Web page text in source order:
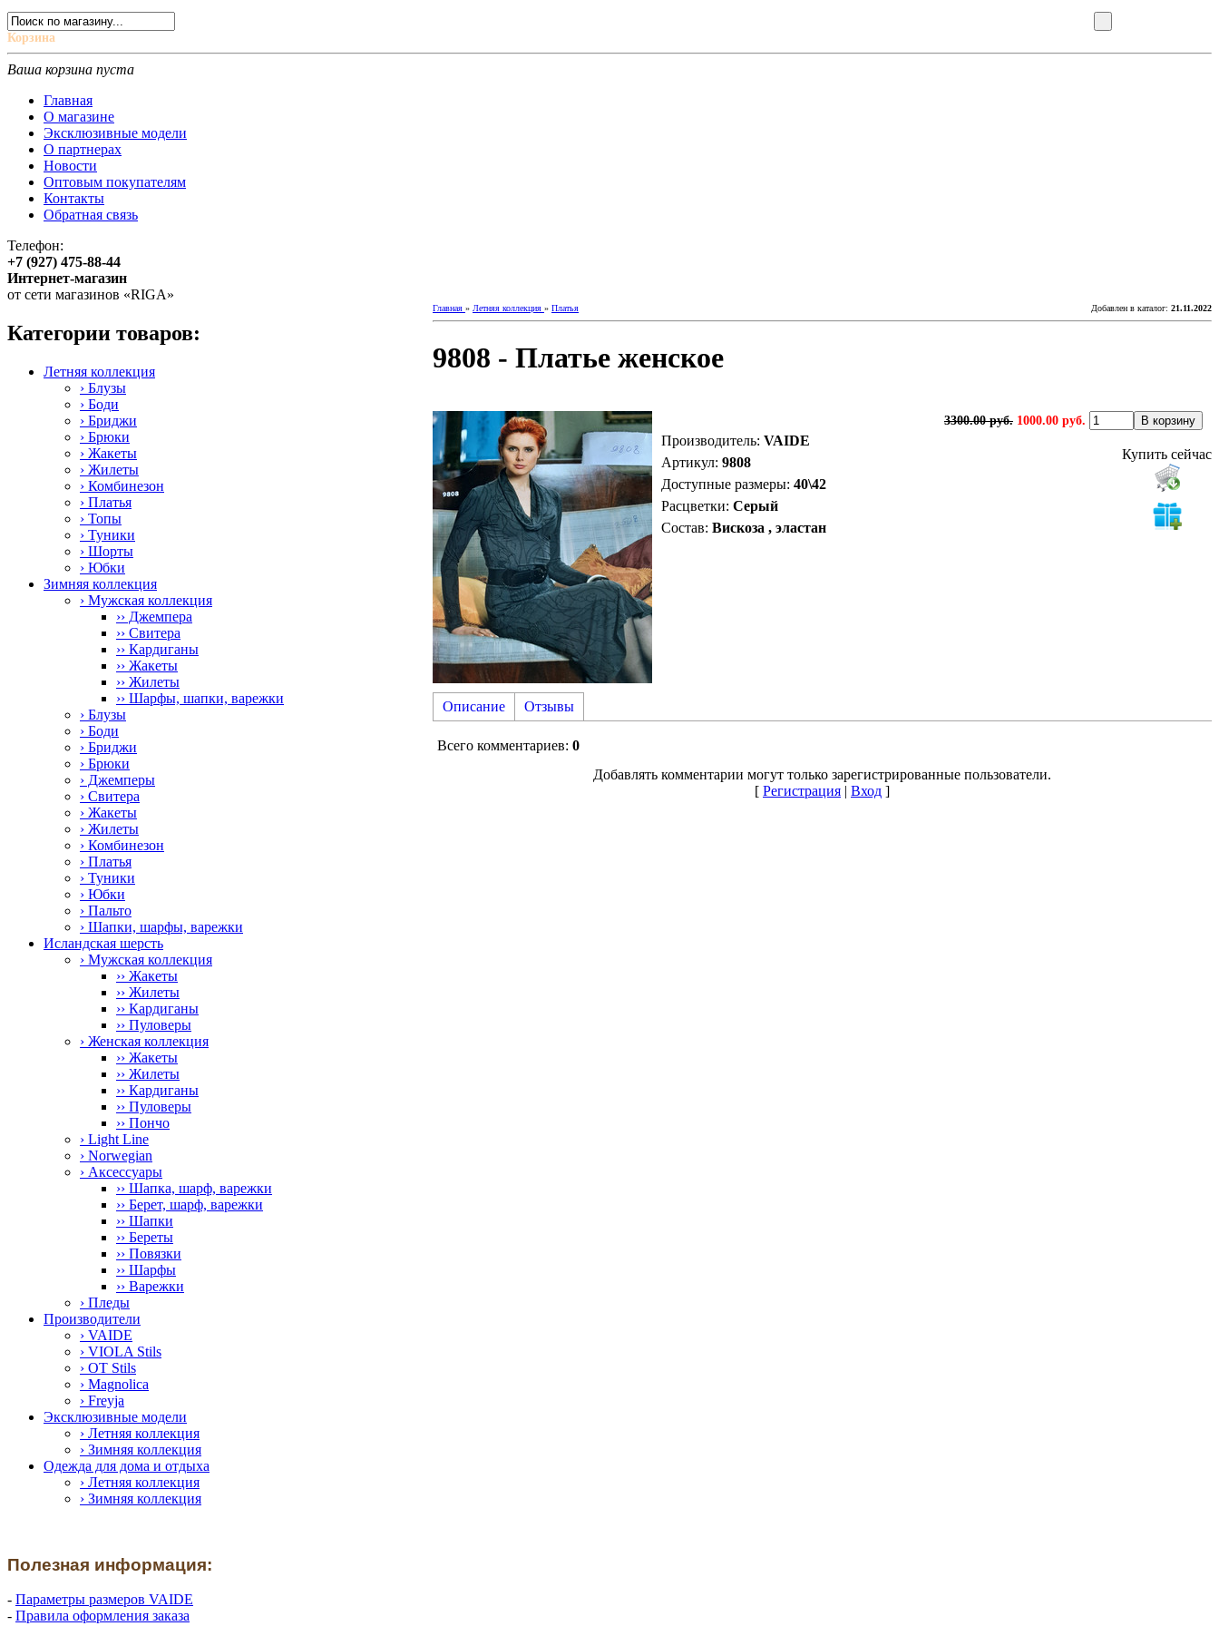
Корзина
Ваша корзина пуста
Главная
О магазине
Эксклюзивные модели
О партнерах
Новости
Оптовым покупателям
Контакты
Обратная связь
Телефон:
+7 (927) 475-88-44
Интернет-магазин
от сети магазинов «RIGA»
Категории товаров:
Летняя коллекция
› Блузы
› Боди
› Бриджи
› Брюки
› Жакеты
› Жилеты
› Комбинезон
› Платья
› Топы
› Туники
› Шорты
› Юбки
Зимняя коллекция
› Мужская коллекция
›› Джемпера
›› Свитера
›› Кардиганы
›› Жакеты
›› Жилеты
›› Шарфы, шапки, варежки
› Блузы
› Боди
› Бриджи
› Брюки
› Джемперы
› Свитера
› Жакеты
› Жилеты
› Комбинезон
› Платья
› Туники
› Юбки
› Пальто
› Шапки, шарфы, варежки
Исландская шерсть
› Мужская коллекция
›› Жакеты
›› Жилеты
›› Кардиганы
›› Пуловеры
› Женская коллекция
›› Жакеты
›› Жилеты
›› Кардиганы
›› Пуловеры
›› Пончо
› Light Line
› Norwegian
› Аксессуары
›› Шапка, шарф, варежки
›› Берет, шарф, варежки
›› Шапки
›› Береты
›› Повязки
›› Шарфы
›› Варежки
› Пледы
Производители
› VAIDE
› VIOLA Stils
› OT Stils
› Magnolica
› Freyja
Эксклюзивные модели
› Летняя коллекция
› Зимняя коллекция
Одежда для дома и отдыха
› Летняя коллекция
› Зимняя коллекция
Полезная информация:
- Параметры размеров VAIDE
- Правила оформления заказа
Главная » Летняя коллекция » Платья Добавлен в каталог: 21.11.2022
9808 - Платье женское
3300.00 руб. 1000.00 руб.
Производитель: VAIDE
Артикул: 9808
Доступные размеры: 40\42
Расцветки: Серый
Состав: Вискоза , эластан
Купить сейчас
Описание Отзывы
Всего комментариев: 0
Добавлять комментарии могут только зарегистрированные пользователи.
[ Регистрация | Вход ]